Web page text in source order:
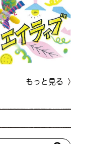
もっと見る